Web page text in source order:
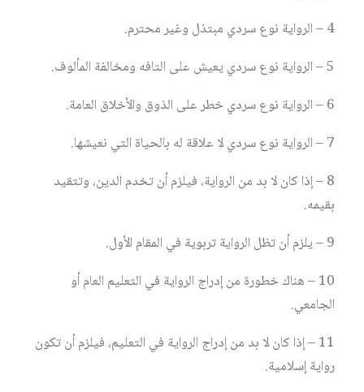
4 – الرواية نوع سردي مبتذل وغير محترم.
5 – الرواية نوع سردي يعيش على التافه ومخالفة المألوف.
6 – الرواية نوع سردي خطر على الذوق والأخلاق العامة.
7 – الرواية نوع سردي لا علاقة له بالحياة التي نعيشها.
8 – إذا كان لا بد من الرواية، فيلزم أن تخدم الدين، وتتقيد
بقيمه.
9 – يلزم أن تظل الرواية تربوية في المقام الأول.
10 – هناك خطورة من إدراج الرواية في التعليم العام أو
الجامعي.
11 – إذا كان لا بد من إدراج الرواية في التعليم، فيلزم أن تكون
رواية إسلامية.